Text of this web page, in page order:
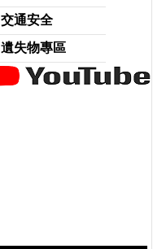
交通安全
遺失物專區